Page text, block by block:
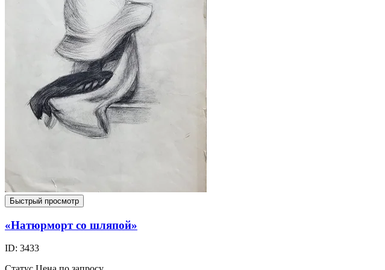
Быстрый просмотр
«Натюрморт со шляпой»
ID: 3433